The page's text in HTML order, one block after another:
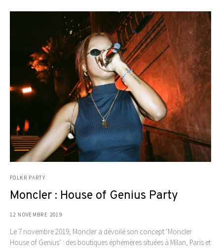
FOLKR PARTY
Moncler : House of Genius Party
12 NOVEMBRE 2019
Le 7 novembre 2019, Moncler a dévoilé son concept ‘Moncler
House of Genius‘ : des boutiques éphémères situées à Milan, Paris et